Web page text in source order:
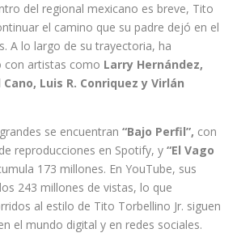
del regional mexicano es breve, Tito
el camino que su padre dejó en el
A lo largo de su trayectoria, ha
con artistas como Larry Hernández,
Luis R. Conriquez y Virlán
se encuentran “Bajo Perfil”, con
reproducciones en Spotify, y “El Vago
173 millones. En YouTube, sus
243 millones de vistas, lo que
al estilo de Tito Torbellino Jr. siguen
el mundo digital y en redes sociales.